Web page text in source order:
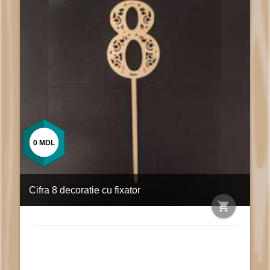
Cifra 8 decoratie cu fixator
shopping_cart
0 MDL